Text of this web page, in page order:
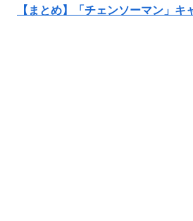
【まとめ】「チェンソーマン」キ